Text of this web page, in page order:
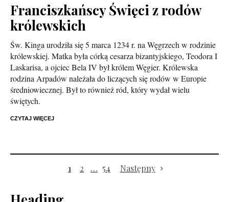
Franciszkańscy Święci z rodów
królewskich
Św. Kinga urodziła się 5 marca 1234 r. na Węgrzech w rodzinie
królewskiej. Matka była córką cesarza bizantyjskiego, Teodora I
Laskarisa, a ojciec Bela IV był królem Węgier. Królewska
rodzina Arpadów należała do liczących się rodów w Europie
średniowiecznej. Był to również ród, który wydał wielu
świętych.
CZYTAJ WIĘCEJ
1 2 … 54 Następny